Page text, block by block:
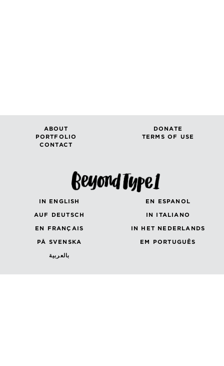
ABOUT
DONATE
PORTFOLIO
TERMS OF USE
CONTACT
IN ENGLISH
EN ESPANOL
AUF DEUTSCH
IN ITALIANO
EN FRANÇAIS
IN HET NEDERLANDS
PÅ SVENSKA
EM PORTUGUÊS
بالعربية